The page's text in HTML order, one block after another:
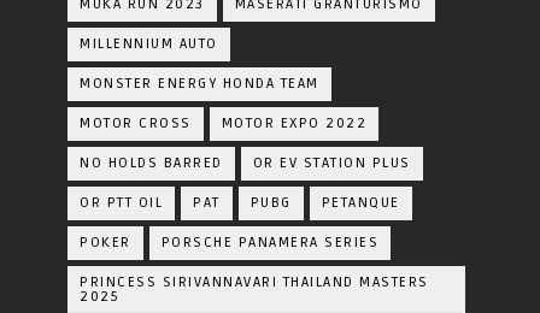
MUKA RUN 2023 MASERATI GRANTURISMO
MILLENNIUM AUTO
MONSTER ENERGY HONDA TEAM
MOTOR CROSS MOTOR EXPO 2022
NO HOLDS BARRED OR EV STATION PLUS
OR PTT OIL PAT PUBG PETANQUE
POKER PORSCHE PANAMERA SERIES
PRINCESS SIRIVANNAVARI THAILAND MASTERS
2025